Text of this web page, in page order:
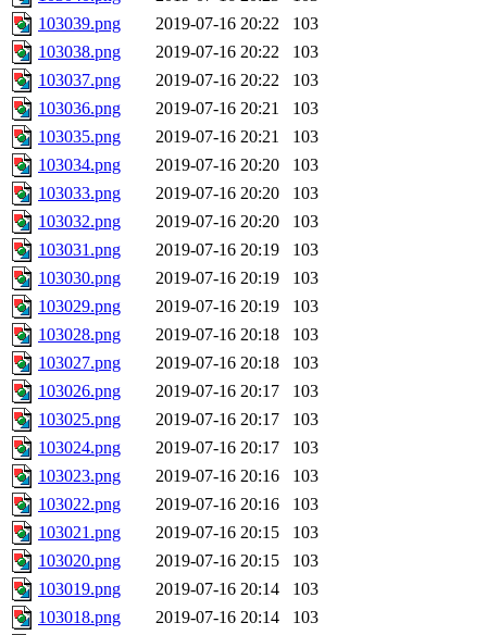
103039.png
2019-07-16 20:22
103
103038.png
2019-07-16 20:22
103
103037.png
2019-07-16 20:22
103
103036.png
2019-07-16 20:21
103
103035.png
2019-07-16 20:21
103
103034.png
2019-07-16 20:20
103
103033.png
2019-07-16 20:20
103
103032.png
2019-07-16 20:20
103
103031.png
2019-07-16 20:19
103
103030.png
2019-07-16 20:19
103
103029.png
2019-07-16 20:19
103
103028.png
2019-07-16 20:18
103
103027.png
2019-07-16 20:18
103
103026.png
2019-07-16 20:17
103
103025.png
2019-07-16 20:17
103
103024.png
2019-07-16 20:17
103
103023.png
2019-07-16 20:16
103
103022.png
2019-07-16 20:16
103
103021.png
2019-07-16 20:15
103
103020.png
2019-07-16 20:15
103
103019.png
2019-07-16 20:14
103
103018.png
2019-07-16 20:14
103